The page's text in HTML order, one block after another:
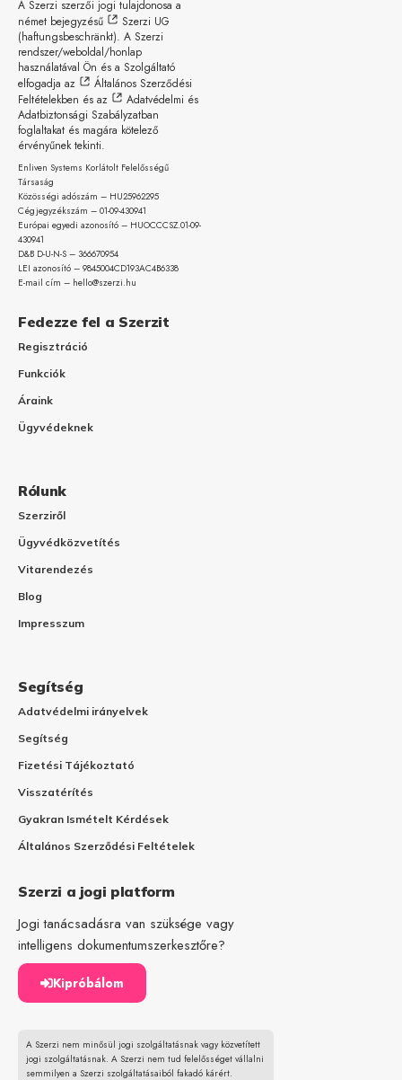
A Szerzi szerzői jogi tulajdonosa a
német bejegyzésű
Szerzi UG
(haftungsbeschränkt). A Szerzi
rendszer/weboldal/honlap
használatával Ön és a Szolgáltató
elfogadja az
Általános Szerződési
Feltételekben és az
Adatvédelmi és
Adatbiztonsági Szabályzatban
foglaltakat és magára kötelező
érvényűnek tekinti.
Enliven Systems Korlátolt Felelősségű
Társaság
Közösségi adószám – HU25962295
Cégjegyzékszám – 01-09-430941
Európai egyedi azonosító – HUOCCCSZ.01-09-
430941
D&B D-U-N-S – 366670954
LEI azonosító – 9845004CD193AC4B6338
E-mail cím – hello@szerzi.hu
Fedezze fel a Szerzit
Regisztráció
Funkciók
Áraink
Ügyvédeknek
Rólunk
Szerziről
Ügyvédközvetítés
Vitarendezés
Blog
Impresszum
Segítség
Adatvédelmi irányelvek
Segítség
Fizetési Tájékoztató
Visszatérítés
Gyakran Ismételt Kérdések
Általános Szerződési Feltételek
Szerzi a jogi platform
Jogi tanácsadásra van szüksége vagy
intelligens dokumentumszerkesztőre?
Kipróbálom
A Szerzi nem minősül jogi szolgáltatásnak vagy közvetített
jogi szolgáltatásnak. A Szerzi nem tud felelősséget vállalni
semmilyen a Szerzi szolgáltatásaiból fakadó kárért.